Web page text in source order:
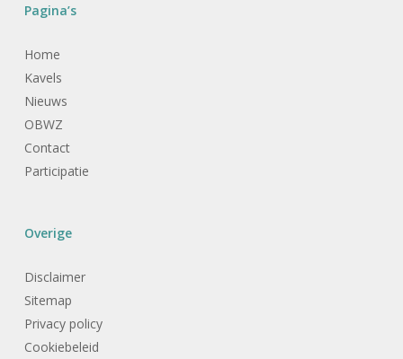
Pagina’s
Home
Kavels
Nieuws
OBWZ
Contact
Participatie
Overige
Disclaimer
Sitemap
Privacy policy
Cookiebeleid